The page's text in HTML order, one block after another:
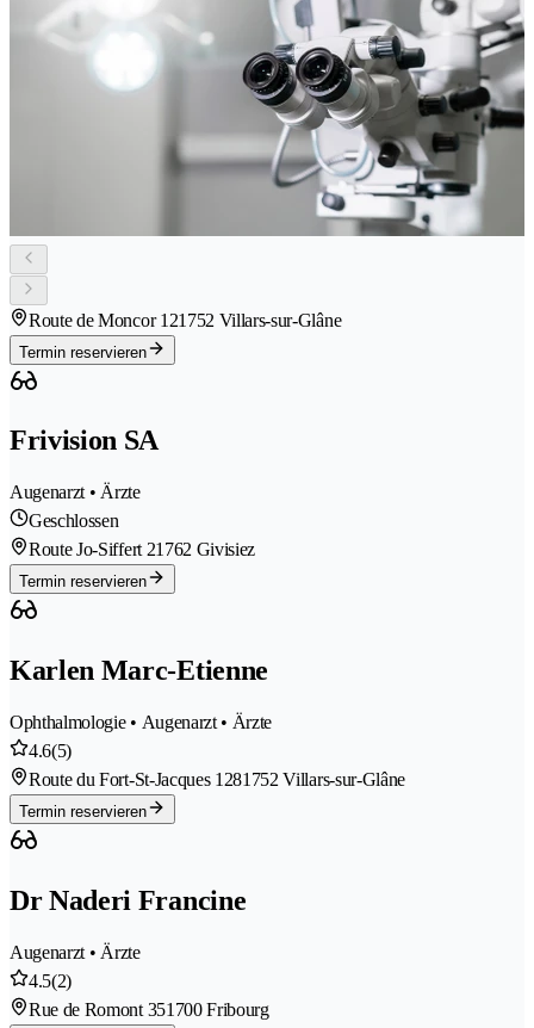
Route de Moncor 121752 Villars-sur-Glâne
Termin reservieren
Frivision SA
Augenarzt • Ärzte
Geschlossen
Route Jo-Siffert 21762 Givisiez
Termin reservieren
Karlen Marc-Etienne
Ophthalmologie • Augenarzt • Ärzte
4.6(5)
Route du Fort-St-Jacques 1281752 Villars-sur-Glâne
Termin reservieren
Dr Naderi Francine
Augenarzt • Ärzte
4.5(2)
Rue de Romont 351700 Fribourg